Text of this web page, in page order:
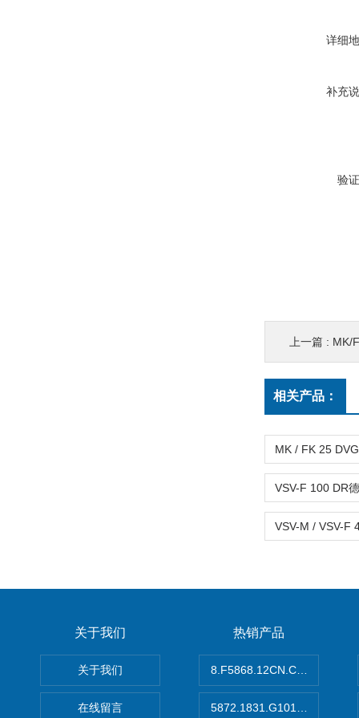
详细
补充
验
上一篇 : MK/
相关产品：
关于我们
关于我们
在线留言
热销产品
8.F5868.12CN.C122德国
5872.1831.G101德国库伯勒